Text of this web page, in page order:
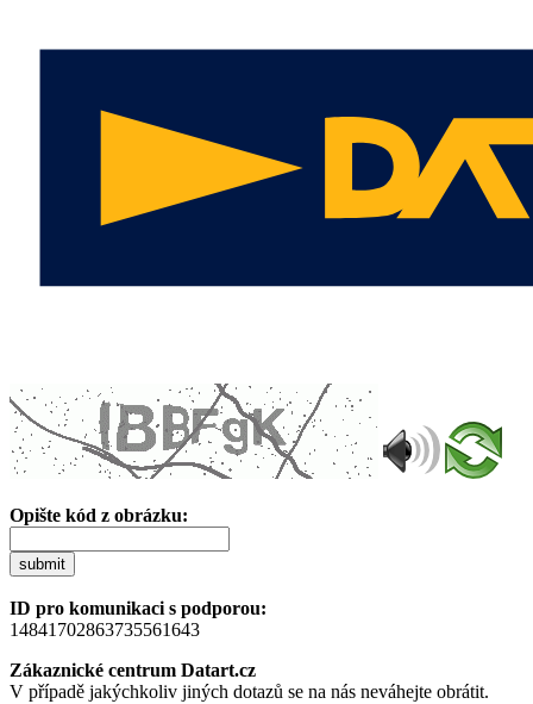
Opište kód z obrázku:
submit
ID pro komunikaci s podporou:
14841702863735561643
Zákaznické centrum Datart.cz
V případě jakýchkoliv jiných dotazů se na nás neváhejte obrátit.